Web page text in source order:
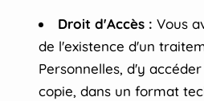
Droit d'Accès : Vous
de l'existence d'un
Personnelles, d'y
copie, dans un format